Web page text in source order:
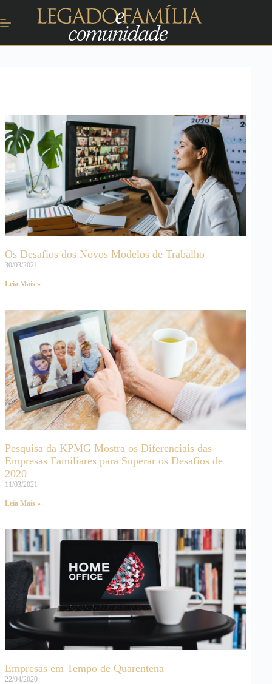
Os Desafios dos Novos Modelos de Trabalho
30/03/2021
Leia Mais »
Pesquisa da KPMG Mostra os Diferenciais das
Empresas Familiares para Superar os Desafios de
2020
11/03/2021
Leia Mais »
Empresas em Tempo de Quarentena
22/04/2020